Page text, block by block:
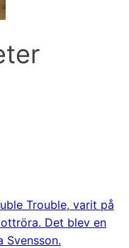
Trouble, varit på
Det blev en
Svensson.